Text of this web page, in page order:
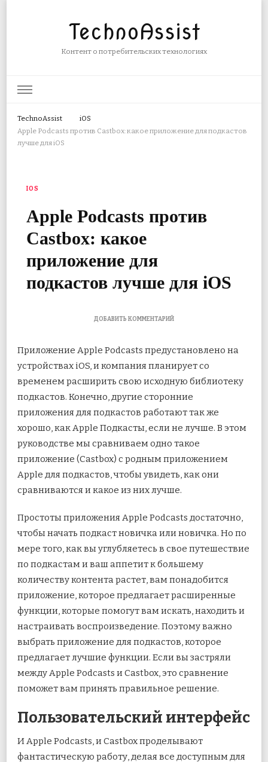
TechnoAssist
Контент о потребительских технологиях
TechnoAssist
iOS
Apple Podcasts против Castbox: какое приложение для подкастов
лучше для iOS
IOS
Apple Podcasts против
Castbox: какое
приложение для
подкастов лучше для iOS
ДОБАВИТЬ КОММЕНТАРИЙК
PODCASTS
CASTBOX:
КАКОЕ
ДЛЯ
ПОДКАСТОВ
ДЛЯ
IOS
Приложение Apple Podcasts предустановлено на
устройствах iOS, и компания планирует со
временем расширить свою исходную библиотеку
подкастов. Конечно, другие сторонние
приложения для подкастов работают так же
хорошо, как Apple Подкасты, если не лучше. В этом
руководстве мы сравниваем одно такое
приложение (Castbox) с родным приложением
Apple для подкастов, чтобы увидеть, как они
сравниваются и какое из них лучше.
Простоты приложения Apple Podcasts достаточно,
чтобы начать подкаст новичка или новичка. Но по
мере того, как вы углубляетесь в свое путешествие
по подкастам и ваш аппетит к большему
количеству контента растет, вам понадобится
приложение, которое предлагает расширенные
функции, которые помогут вам искать, находить и
настраивать воспроизведение. Поэтому важно
выбрать приложение для подкастов, которое
предлагает лучшие функции. Если вы застряли
между Apple Podcasts и Castbox, это сравнение
поможет вам принять правильное решение.
Пользовательский интерфейс
И Apple Podcasts, и Castbox проделывают
фантастическую работу, делая все доступным для